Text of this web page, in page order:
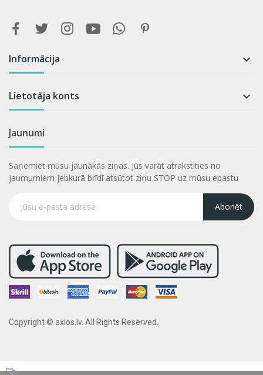
Informācija 
Lietotāja konts 
Jaunumi
Saņemiet mūsu jaunākās ziņas. Jūs varāt atrakstities no
jaumumiem jebkurā brīdī atsūtot ziņu STOP uz mūsu epastu
Abonēt
Copyright © axios.lv. All Rights Reserved.